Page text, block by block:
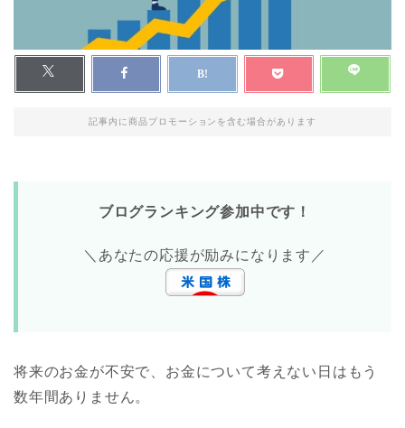
記事内に商品プロモーションを含む場合があります
ブログランキング参加中です！
＼あなたの応援が励みになります／
将来のお金が不安で、お金について考えない日はもう
数年間ありません。